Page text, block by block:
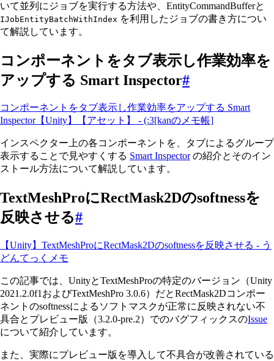
いて並列にジョブを実行する方法や、EntityCommandBufferと
IJobEntityBatchWithIndex を利用したジョブの書き方につい
て解説しています。
コンポーネントをタブ表示し作業効率を
アップする Smart Inspector#
コンポーネントをタブ表示し作業効率をアップする Smart
Inspector【Unity】【アセット】 - (:3[kanのメモ帳]
インスペクター上の各コンポーネントを、タブによるグループ
表示することで見やすくする Smart Inspectorの紹介とそのイン
ストール方法について解説しています。
TextMeshProにRectMask2Dのsoftnessを
反映させる#
【Unity】TextMeshProにRectMask2Dのsoftnessを反映させる - う
どんてっくメモ
この記事では、UnityとTextMeshProの特定のバージョン（Unity
2021.2.0f1およびTextMeshPro 3.0.6）だとRectMask2Dコンポー
ネントのsoftnessによるソフトマスクが正常に反映されない不
具合とプレビュー版（3.2.0-pre.2）でのバグフィックスのIssue
について紹介しています。
また、実際にプレビュー版を導入して不具合が改善されている